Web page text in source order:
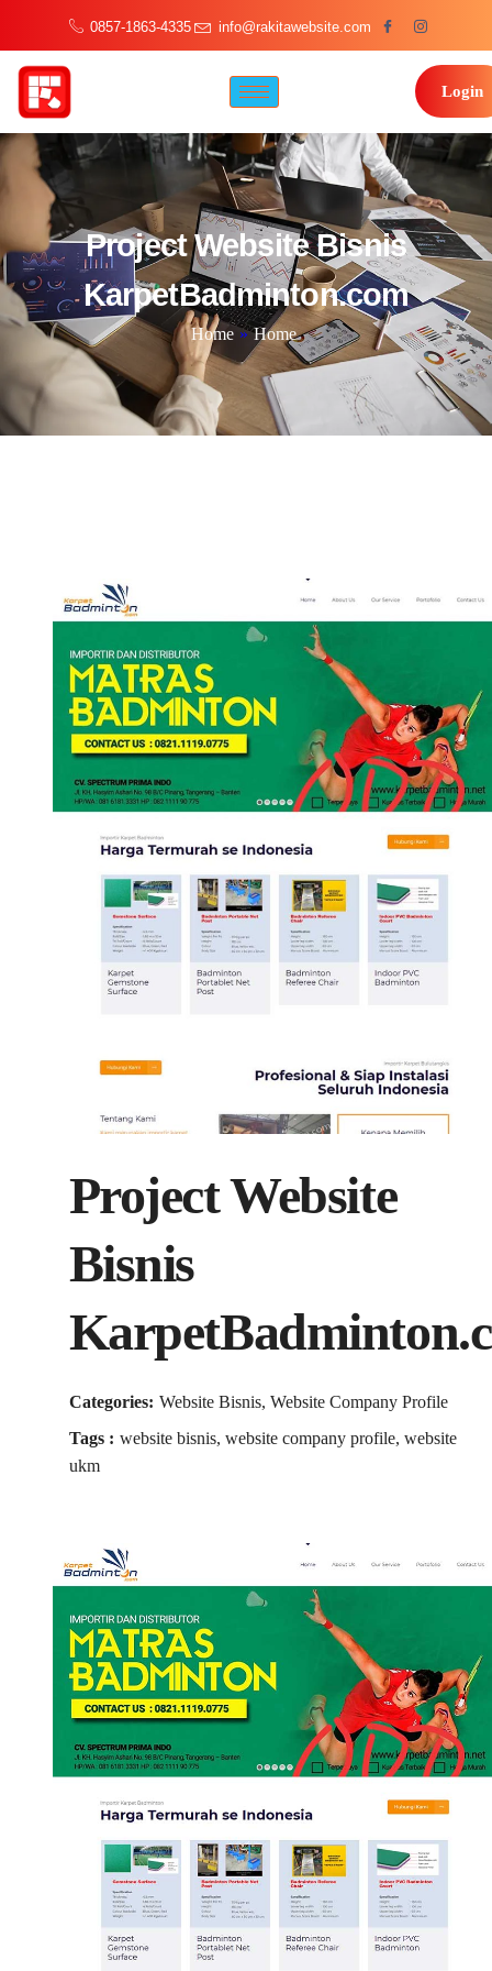
0857-1863-4335 info@rakitawebsite.com
Login
Project Website Bisnis
KarpetBadminton.com
Home » Home
Project Website
Bisnis
Categories: Website Bisnis, Website Company Profile
Tags : website bisnis, website company profile, website
ukm